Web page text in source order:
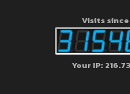
Visits since
Your IP: